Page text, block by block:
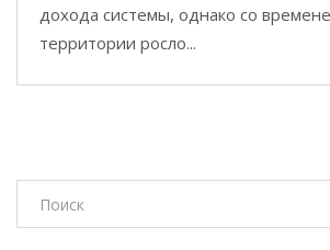
дохода системы, однако со
территории росло...